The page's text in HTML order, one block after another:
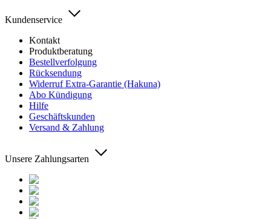
Kundenservice
Kontakt
Produktberatung
Bestellverfolgung
Rücksendung
Widerruf Extra-Garantie (Hakuna)
Abo Kündigung
Hilfe
Geschäftskunden
Versand & Zahlung
Unsere Zahlungsarten